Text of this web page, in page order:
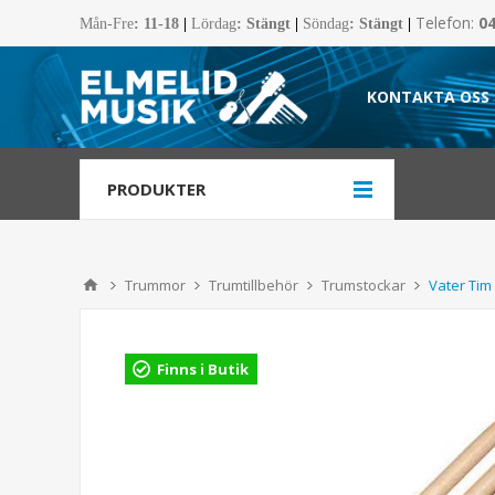
Mån-Fre: 11-18 Lördag: Stängt Söndag: Stängt Telefon:
KONTAKTA OSS
PRODUKTER
Trummor Trumtillbehör Trumstockar Vater
Finns i Butik